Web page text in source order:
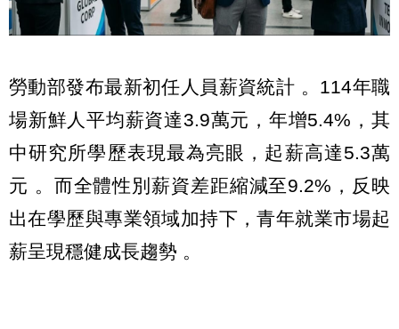
勞動部發布最新初任人員薪資統計 。114年職
場新鮮人平均薪資達3.9萬元，年增5.4%，其
中研究所學歷表現最為亮眼，起薪高達5.3萬
元 。而全體性別薪資差距縮減至9.2%，反映
出在學歷與專業領域加持下，青年就業市場起
薪呈現穩健成長趨勢 。